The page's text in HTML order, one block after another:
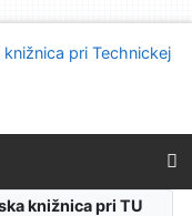
knižnica pri TU